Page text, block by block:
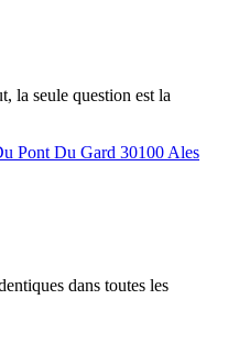
la seule question est la
Pont Du Gard 30100 Ales
dans toutes les